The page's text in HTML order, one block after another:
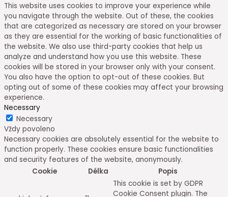
This website uses cookies to improve your experience while
you navigate through the website. Out of these, the cookies
that are categorized as necessary are stored on your browser
as they are essential for the working of basic functionalities of
the website. We also use third-party cookies that help us
analyze and understand how you use this website. These
cookies will be stored in your browser only with your consent.
You also have the option to opt-out of these cookies. But
opting out of some of these cookies may affect your browsing
experience.
Necessary
Necessary
Vždy povoleno
Necessary cookies are absolutely essential for the website to
function properly. These cookies ensure basic functionalities
and security features of the website, anonymously.
Cookie
Délka Popis
This cookie is set by GDPR
Cookie Consent plugin. The